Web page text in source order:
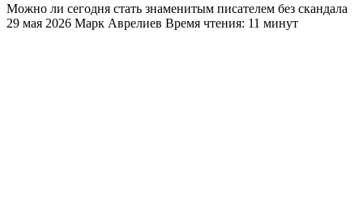
Можно ли сегодня стать знаменитым писателем без скандала
29 мая 2026 Марк Аврелиев Время чтения: 11 минут